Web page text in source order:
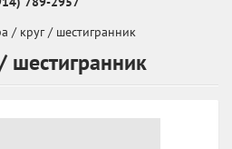
/ круг / шестигранник
шестигранник